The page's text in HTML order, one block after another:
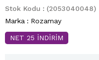
Stok Kodu
(2053040048)
Marka : Rozamay
NET 25 İNDİRİM